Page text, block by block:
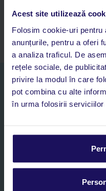
Acest site utilizează
Folosim cookie-uri
anunțurile, pentru a oferi
a analiza traficul. De
rețele sociale, de
privire la modul în care
pot combina cu alte
în urma folosirii serviciilor
singură aplicație
Abonați-
NUME SI PRENUME*
Romania SRL în scopuri
„Informații